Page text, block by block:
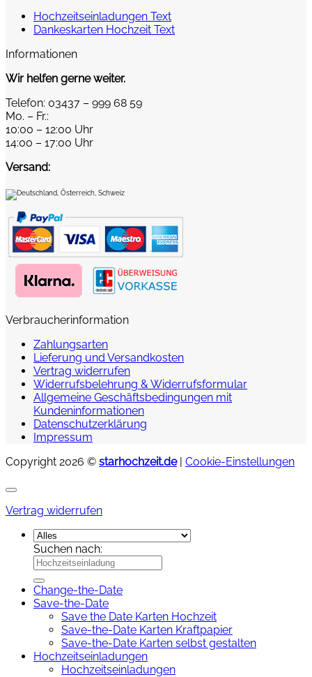
Hochzeitseinladungen Text
Dankeskarten Hochzeit Text
Informationen
Wir helfen gerne weiter.
Telefon: 03437 – 999 68 59
Mo. – Fr.:
10:00 – 12:00 Uhr
14:00 – 17:00 Uhr
Versand:
Verbraucherinformation
Zahlungsarten
Lieferung und Versandkosten
Vertrag widerrufen
Widerrufsbelehrung & Widerrufsformular
Allgemeine Geschäftsbedingungen mit
Kundeninformationen
Datenschutzerklärung
Impressum
Copyright 2026 © starhochzeit.de| Cookie-Einstellungen
Vertrag widerrufen
Suchen nach:
Change-the-Date
Save-the-Date
Save the Date Karten Hochzeit
Save-the-Date Karten Kraftpapier
Save-the-Date Karten selbst gestalten
Hochzeitseinladungen
Hochzeitseinladungen